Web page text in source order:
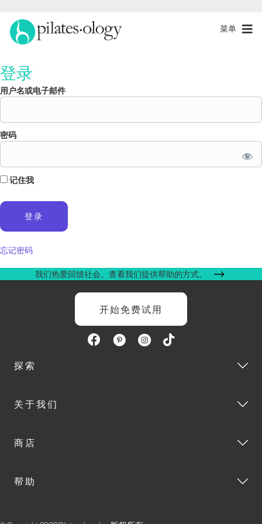
菜单
登录
用户名或电子邮件
密码
记住我
忘记密码
我们热爱回馈社会。查看我们提供帮助的方式。
开始免费试用
探索
关于我们
商店
帮助